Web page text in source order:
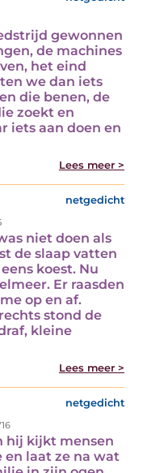
gewonnen
de machines
het eind
we dan iets
die benen, de
zoekt en
iets aan doen en
Lees meer >
netgedicht
niet doen als
de slaap vatten
koest. Nu
Er raasden
op en af.
stond de
kleine
Lees meer >
netgedicht
hij kijkt mensen
en laat ze na wat